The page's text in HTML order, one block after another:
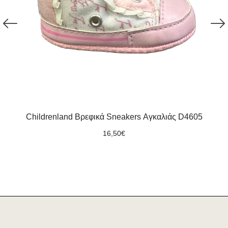
Childrenland Βρεφικά Sneakers Αγκαλιάς D4605
16,50€